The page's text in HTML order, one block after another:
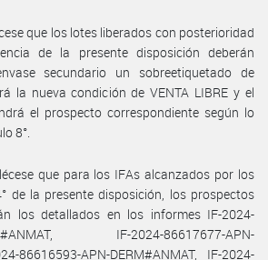
que los lotes liberados con posterioridad
de la presente disposición deberán
secundario un sobreetiquetado de
la nueva condición de VENTA LIBRE y el
el prospecto correspondiente según lo
8°.
que para los IFAs alcanzados por los
de la presente disposición, los prospectos
los detallados en los informes IF-2024-
IF-2024-86617677-APN-
86616593-APN-DERM#ANMAT, IF-2024-